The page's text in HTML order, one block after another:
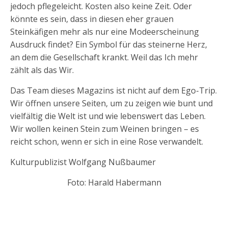
jedoch pflegeleicht. Kosten also keine Zeit. Oder
könnte es sein, dass in diesen eher grauen
Steinkäfigen mehr als nur eine Modeerscheinung
Ausdruck findet? Ein Symbol für das steinerne Herz,
an dem die Gesellschaft krankt. Weil das Ich mehr
zählt als das Wir.
Das Team dieses Magazins ist nicht auf dem Ego-Trip.
Wir öffnen unsere Seiten, um zu zeigen wie bunt und
vielfältig die Welt ist und wie lebenswert das Leben.
Wir wollen keinen Stein zum Weinen bringen – es
reicht schon, wenn er sich in eine Rose verwandelt.
Kulturpublizist Wolfgang Nußbaumer
Foto: Harald Habermann